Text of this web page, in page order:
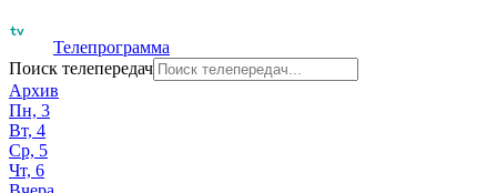
Телепрограмма
Поиск телепередач
Архив
Пн, 3
Вт, 4
Ср, 5
Чт, 6